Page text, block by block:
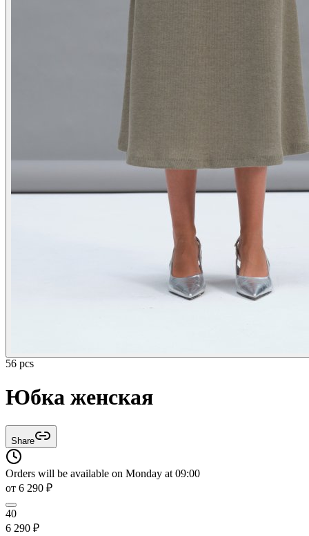
56 pcs
Юбка женская
Share
Orders will be available on Monday at 09:00
от 6 290 ₽
40
6 290 ₽